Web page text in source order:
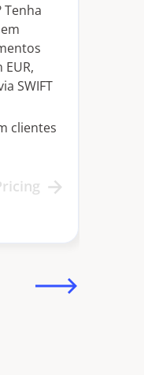
Tenha
SWIFT
clientes